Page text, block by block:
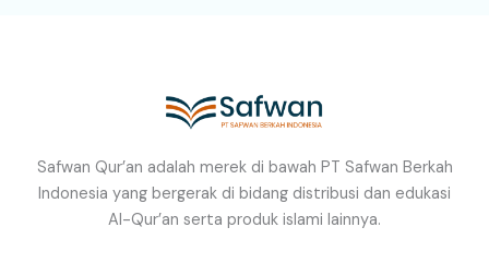
Safwan Qur’an adalah merek di bawah PT Safwan Berkah
Indonesia yang bergerak di bidang distribusi dan edukasi
Al-Qur’an serta produk islami lainnya.